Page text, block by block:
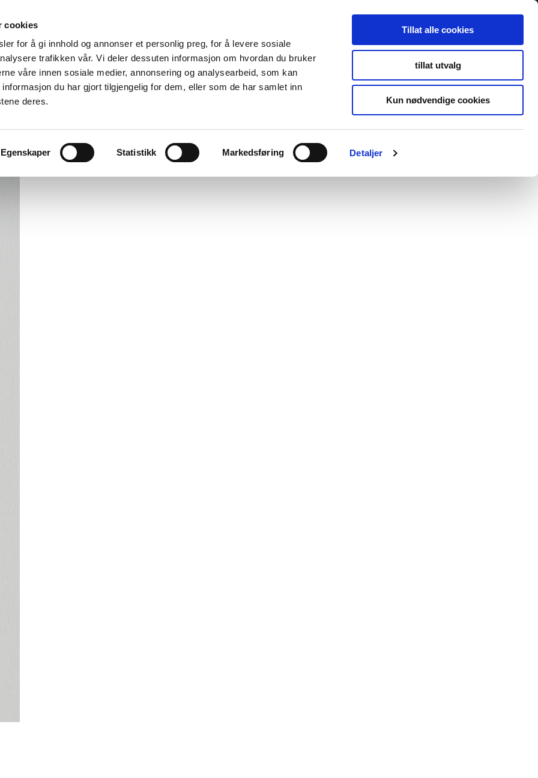
cookies
for å gi innhold og annonser et personlig preg, for å levere sosiale
trafikken vår. Vi deler dessuten informasjon om hvordan du bruker
våre innen sosiale medier, annonsering og analysearbeid, som kan
du har gjort tilgjengelig for dem, eller som de har samlet inn
deres.
Egenskaper Statistikk Markedsføring Detaljer
Tillat alle cookies
tillat utvalg
Kun nødvendige cookies